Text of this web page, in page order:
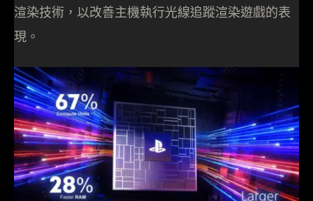
渲染技術，以改善主機執行光線追蹤渲染遊戲的表
現。